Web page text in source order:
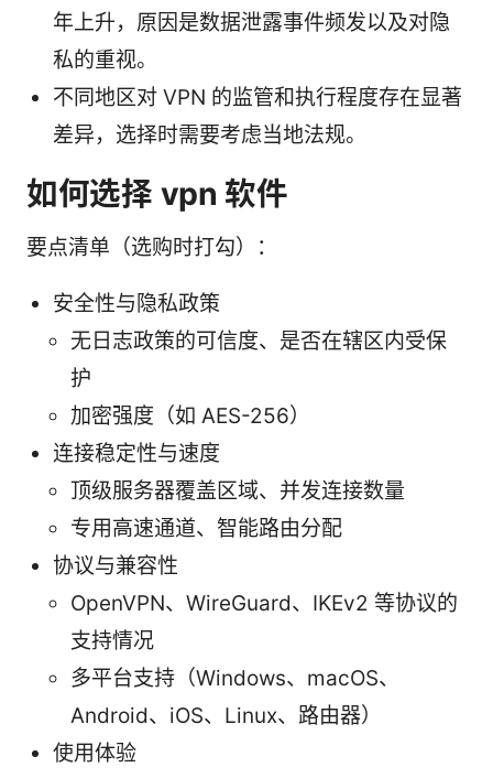
年上升，原因是数据泄露事件频发以及对隐
私的重视。
不同地区对 VPN 的监管和执行程度存在显著
差异，选择时需要考虑当地法规。
如何选择 vpn 软件
要点清单（选购时打勾）：
安全性与隐私政策
无日志政策的可信度、是否在辖区内受保
护
加密强度（如 AES-256）
连接稳定性与速度
顶级服务器覆盖区域、并发连接数量
专用高速通道、智能路由分配
协议与兼容性
OpenVPN、WireGuard、IKEv2 等协议的
支持情况
多平台支持（Windows、macOS、
Android、iOS、Linux、路由器）
使用体验